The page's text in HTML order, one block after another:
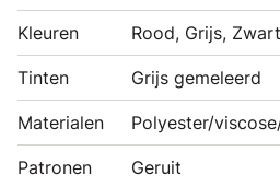
Kleuren Rood, Grijs, Zwart
Tinten Grijs gemeleerd
Materialen Polyester/
Patronen Geruit